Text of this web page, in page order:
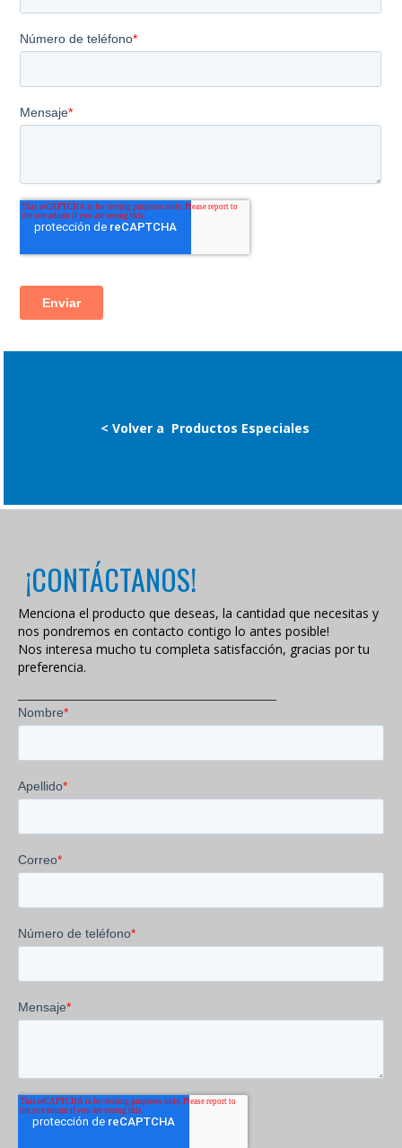
< Volver a Productos Especiales
¡CONTÁCTANOS!
Menciona el producto que deseas, la cantidad que necesitas y
nos pondremos en contacto contigo lo antes posible!
Nos interesa mucho tu completa satisfacción, gracias por tu
preferencia.